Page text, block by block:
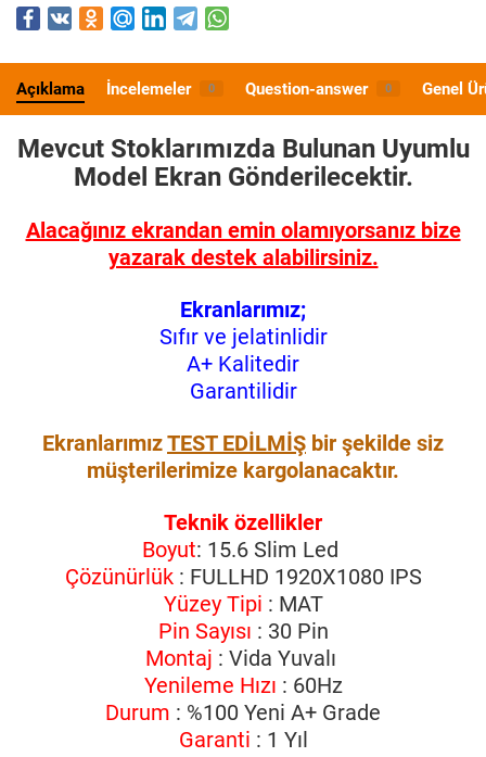
Açıklama İncelemeler 0 Question-answer 0 Genel
Mevcut Stoklarımızda Bulunan Uyumlu
Model Ekran Gönderilecektir.
Alacağınız ekrandan emin olamıyorsanız bize
yazarak destek alabilirsiniz.
Ekranlarımız;
Sıfır ve jelatinlidir
A+ Kalitedir
Garantilidir
EkranlarımızTEST EDİLMİŞ bir şekilde siz
müşterilerimize kargolanacaktır.
Teknik özellikler
Boyut: 15.6 Slim Led
Çözünürlük: FULLHD 1920X1080 IPS
Yüzey Tipi : MAT
Pin Sayısı : 30 Pin
Montaj : Vida Yuvalı
Yenileme Hızı : 60Hz
Durum : %100 Yeni A+ Grade
Garanti : 1 Yıl